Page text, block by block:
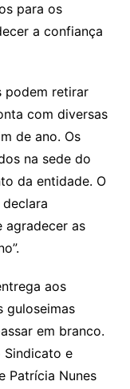
para os
a confiança
podem retirar
com diversas
de ano. Os
na sede do
da entidade. O
agradecer as
aos
guloseimas
em branco.
Sindicato e
Patrícia Nunes